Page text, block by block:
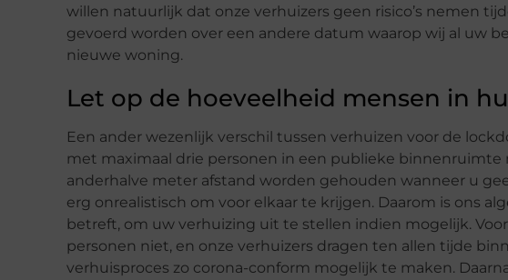
willen natuurlijk dat onze verhuizers geen risico’s nemen
gevoerd worden over een andere datum waarop wij al uw
nieuwe woning.
Let op de hoeveelheid mensen in
Een ander wezenlijk verschil tussen verhuizen voor de
met maximaal drie personen in een publieke binnenruimte
anderhalve meter afstand worden gehouden wanneer u
erg onrealistisch om voor elkaar te krijgen. Daarom is ons
betreft, om uw verhuizing uit te stellen indien mogelijk.
personen niet, en onze verhuizers dragen ten allen tijde
verhuisproces zo corona-conform mogelijk te maken.